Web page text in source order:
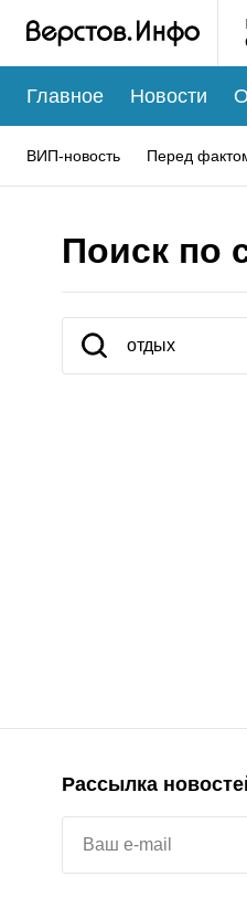
Главное Новости
ВИП-новость Перед
Поиск по
Рассылка